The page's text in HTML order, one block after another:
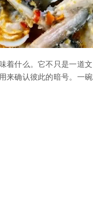
着什么。它不只是一道
来确认彼此的暗号。一